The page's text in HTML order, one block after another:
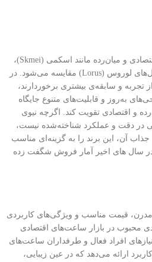
نیوی فورس اغلب با برندهای اقتصادی و میان‌رده مانند اسکمی (Skmei)،
کاسیو (Casio) و حتی برخی مدل‌های لوروس (Lorus) مقایسه می‌شود. در
تجربه و سابقه‌ی بیشتری برخوردارند،
به‌روز و قابلیت‌های متنوع جایگاه
و اقتصادی تقویت کند. اگرچه نیوی
در دقت و عملکرد شناخته‌شده نیست،
آن، این برند را به گزینه‌ای مناسب
سال های اخیر آمار فروش شگفت زده
قیمت مناسب و ویژگی‌های کاربردی
محبوب در بازار ساعت‌های اقتصادی
نیازهای افراد فعال و طرفداران ساعت‌های
ارائه می‌دهد که در عین زیبایی،